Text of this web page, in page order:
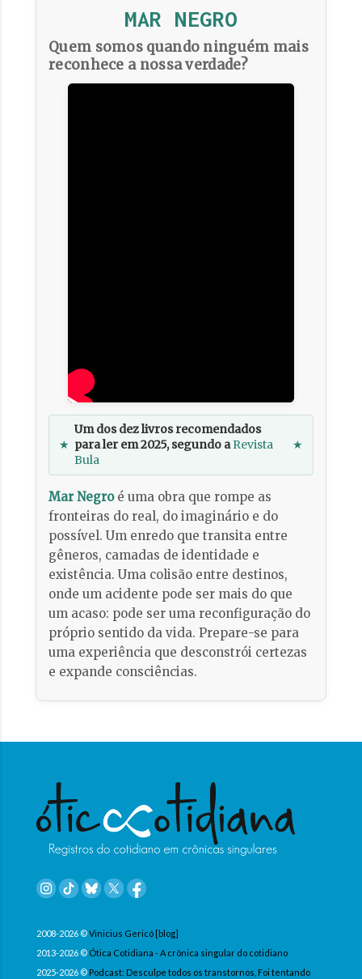
MAR NEGRO
Quem somos quando ninguém mais
reconhece a nossa verdade?
★
Um dos dez livros recomendados
para ler em 2025, segundo aRevista
Bula
★
Mar Negroé uma obra que rompe as
fronteiras do real, do imaginário e do
possível. Um enredo que transita entre
gêneros, camadas de identidade e
existência. Uma colisão entre destinos,
onde um acidente pode ser mais do que
um acaso: pode ser uma reconfiguração do
próprio sentido da vida. Prepare-se para
uma experiência que desconstrói certezas
e expande consciências.
2008-2026 ©Vinicius Gericó [blog]
2013-2026 © Ótica Cotidiana - A crônica singular do cotidiano
2025-2026 © Podcast: Desculpe todos os transtornos, Foi tentando